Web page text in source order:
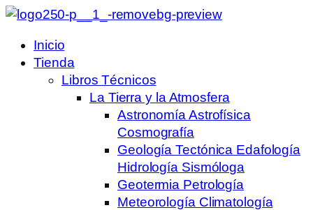
Inicio
Tienda
Libros Técnicos
La Tierra y la Atmosfera
Astronomía Astrofísica
Cosmografía
Geología Tectónica Edafología
Hidrología Sismóloga
Geotermia Petrología
Meteorología Climatología